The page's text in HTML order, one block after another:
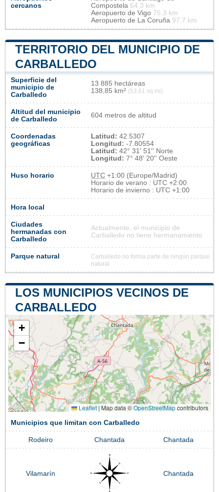
cercanos
Compostela 64.3 km
Aeropuerto de Vigo 75.3 km
Aeropuerto de La Coruña 97.7 km
TERRITORIO DEL MUNICIPIO DE
CARBALLEDO
Superficie del
municipio de
Carballedo
13 885 hectáreas
138,85 km² (53,61 sq mi)
Altitud del municipio
de Carballedo
604 metros de altitud
Coordenadas
geográficas
Latitud: 42.5307
Longitud: -7.80554
Latitud: 42° 31' 51'' Norte
Longitud: 7° 48' 20'' Oeste
Huso horario UTC +1:00 (Europe/Madrid)
Horario de verano : UTC +2:00
Horario de invierno : UTC +1:00
Hora local
Ciudades
hermanadas con
Carballedo
Actualmente, el municipio de
Carballedo no tiene hermanamiento
Parque natural
Carballedo no forma parte de ningún parque
natural
LOS MUNICIPIOS VECINOS DE
CARBALLEDO
+
−
Leaflet|Map data ©OpenStreetMapcontributors
Municipios que limitan con Carballedo
Rodeiro Chantada Chantada
Vilamarín Chantada